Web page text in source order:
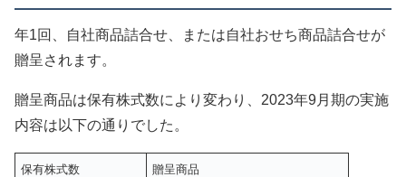
年1回、自社商品詰合せ、または自社おせち商品詰合せが
贈呈されます。
贈呈商品は保有株式数により変わり、2023年9月期の実施
内容は以下の通りでした。
保有株式数 贈呈商品